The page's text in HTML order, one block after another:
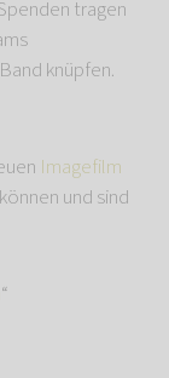
tragen
knüpfen.
Imagefilm
und sind
“